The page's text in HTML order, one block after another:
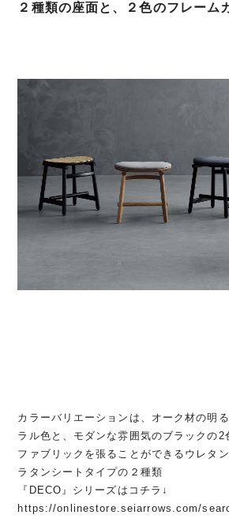
２種類の座面と、２色のフレーム
カラーバリエーションは、オーク材の明
ラル色と、モダンな雰囲気のブラックの2
ファブリックを張ることができるウレタ
ラタンシートタイプの２種類
『DECO』シリーズはコチラ↓
https://onlinestore.seiarrows.com/